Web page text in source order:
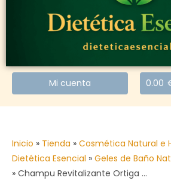
Mi cuenta 0.00
Inicio » Tienda » Cosmética Natural e
Dietética Esencial » Geles de Baño
» Champu Revitalizante Ortiga …